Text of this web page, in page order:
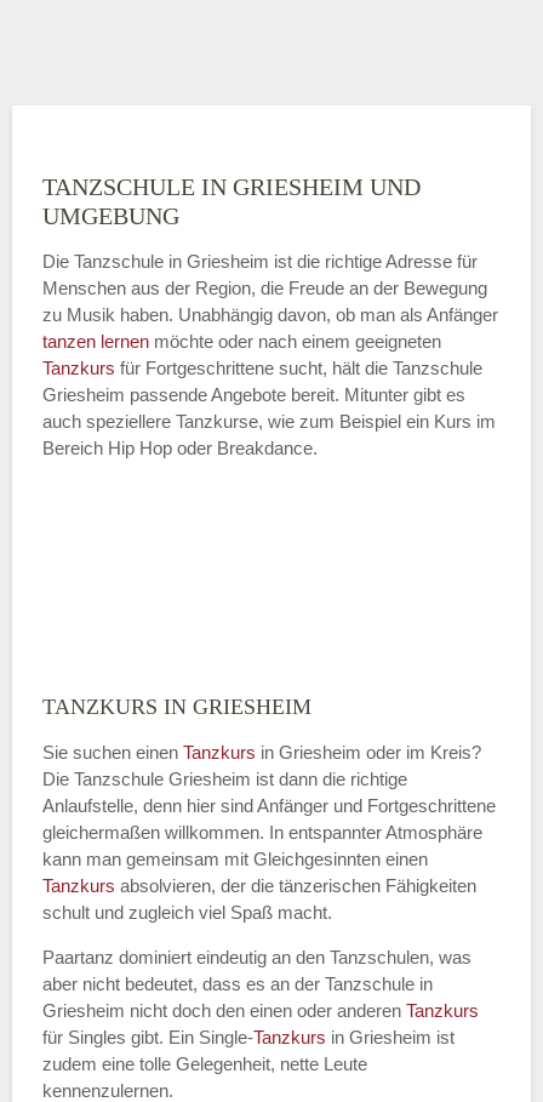
TANZSCHULE IN GRIESHEIM UND
UMGEBUNG
Die Tanzschule in Griesheim ist die richtige Adresse für
Menschen aus der Region, die Freude an der Bewegung
zu Musik haben. Unabhängig davon, ob man als Anfänger
tanzen lernen möchte oder nach einem geeigneten
Tanzkurs für Fortgeschrittene sucht, hält die Tanzschule
Griesheim passende Angebote bereit. Mitunter gibt es
auch speziellere Tanzkurse, wie zum Beispiel ein Kurs im
Bereich Hip Hop oder Breakdance.
TANZKURS IN GRIESHEIM
Sie suchen einen Tanzkurs in Griesheim oder im Kreis?
Die Tanzschule Griesheim ist dann die richtige
Anlaufstelle, denn hier sind Anfänger und Fortgeschrittene
gleichermaßen willkommen. In entspannter Atmosphäre
kann man gemeinsam mit Gleichgesinnten einen
Tanzkurs absolvieren, der die tänzerischen Fähigkeiten
schult und zugleich viel Spaß macht.
Paartanz dominiert eindeutig an den Tanzschulen, was
aber nicht bedeutet, dass es an der Tanzschule in
Griesheim nicht doch den einen oder anderen Tanzkurs
für Singles gibt. Ein Single-Tanzkurs in Griesheim ist
zudem eine tolle Gelegenheit, nette Leute
kennenzulernen.